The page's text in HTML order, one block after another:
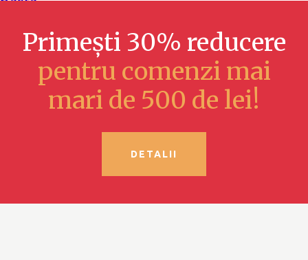
Primești 30% reducere
pentru comenzi mai
mari de 500 de lei!
DETALII